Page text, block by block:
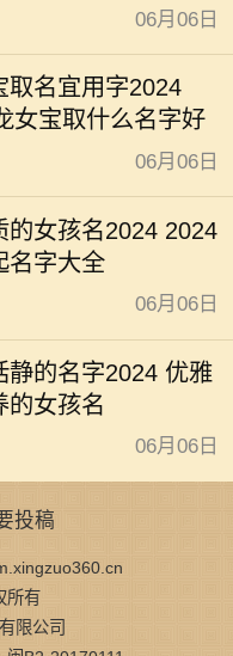
06月06日
取名宜用字2024
女宝取什么名字好
06月06日
的女孩名2024 2024
名字大全
06月06日
静的名字2024 优雅
的女孩名
06月06日
投稿
所有
限公司